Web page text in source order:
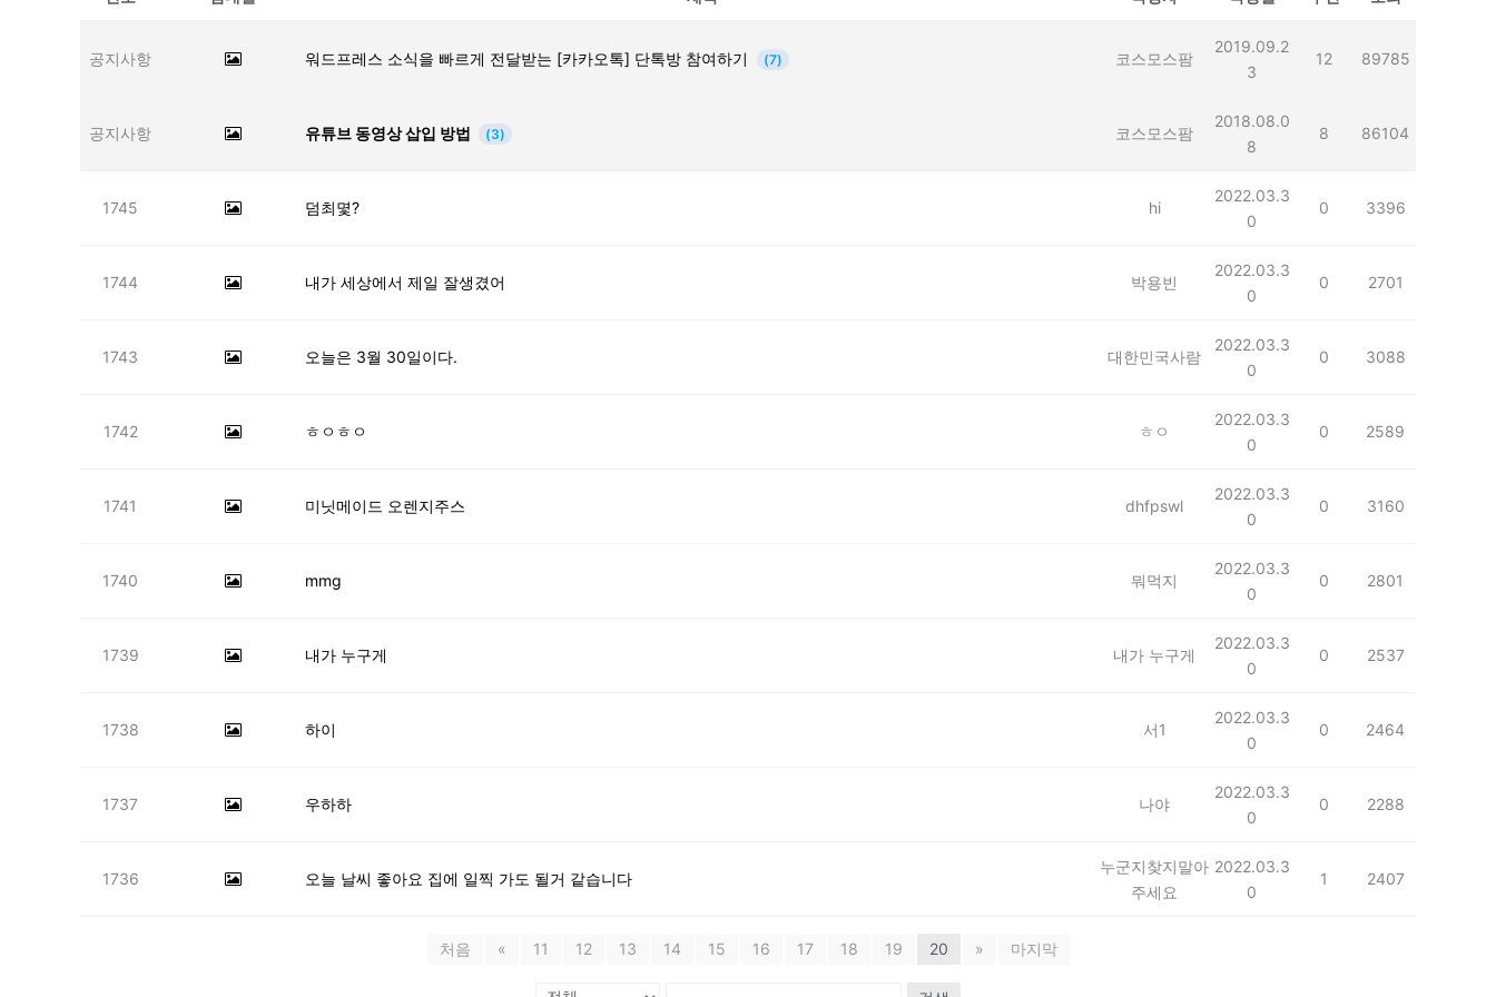
공지사항 워드프레스 소식을 빠르게 전달받는 [카카오톡] 단톡방 참여하기 (7) 코스모스팜
2019.09.2
3
12 89785
공지사항 유튜브 동영상 삽입 방법 (3) 코스모스팜
2018.08.0
8
8 86104
1745 덤최몇? hi
2022.03.3
0
0 3396
1744 내가 세상에서 제일 잘생겼어 박용빈
2022.03.3
0
0 2701
1743 오늘은 3월 30일이다. 대한민국사람
2022.03.3
0
0 3088
1742 ㅎㅇㅎㅇ ㅎㅇ
2022.03.3
0
0 2589
1741 미닛메이드 오렌지주스 dhfpswl
2022.03.3
0
0 3160
1740 mmg 뭐먹지
2022.03.3
0
0 2801
1739 내가 누구게 내가 누구게
2022.03.3
0
0 2537
1738 하이 서1
2022.03.3
0
0 2464
1737 우하하 나야
2022.03.3
0
0 2288
1736 오늘 날씨 좋아요 집에 일찍 가도 될거 같습니다
누군지찾지말아
주세요
2022.03.3
0
1 2407
처음 « 11 12 13 14 15 16 17 18 19 20 » 마지막